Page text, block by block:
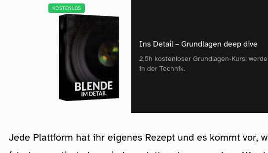
KOSTENLOS
Ins Detail – Grundlagen deep dive
2,5h kostenloser Grundlagen‑Kurs:
in der Technik.
Jede Plattform hat ihr eigenes Rezept und es kommt vor,